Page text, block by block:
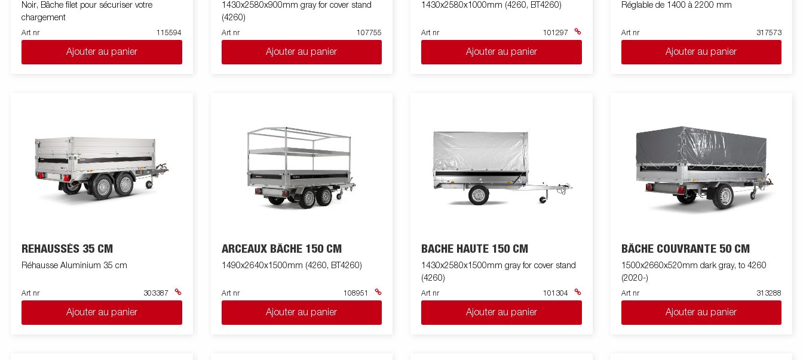
Noir, Bâche filet pour sécuriser votre
chargement
Art nr 115594
Ajouter au panier
1430x2580x900mm gray for cover stand
(4260)
Art nr 107755
Ajouter au panier
1430x2580x1000mm (4260, BT4260)
Art nr 101297
Ajouter au panier
Réglable de 1400 à 2200 mm
Art nr 317573
Ajouter au panier
REHAUSSÉS 35 CM
Réhausse Aluminium 35 cm
Art nr 303387
Ajouter au panier
ARCEAUX BÂCHE 150 CM
1490x2640x1500mm (4260, BT4260)
Art nr 108951
Ajouter au panier
BACHE HAUTE 150 CM
1430x2580x1500mm gray for cover stand
(4260)
Art nr 101304
Ajouter au panier
BÂCHE COUVRANTE 50 CM
1500x2660x520mm dark gray, to 4260
(2020-)
Art nr 313288
Ajouter au panier